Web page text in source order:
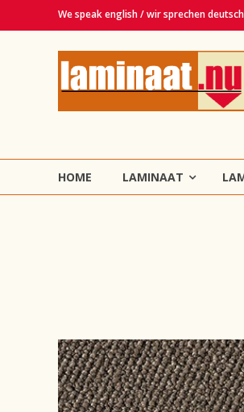
We speak english / wir sprechen deutsch
Laminaat.nu
Haarlem
lamelparket,
PVC
en
HOME LAMINAAT